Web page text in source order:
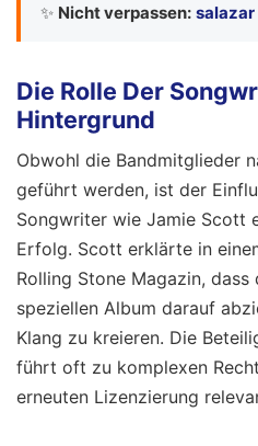
✨ Nicht verpassen:
Die Rolle Der
Hintergrund
Obwohl die Bandmitglieder
geführt werden, ist der
Songwriter wie Jamie Scott
Erfolg. Scott erklärte in
Rolling Stone Magazin,
speziellen Album darauf
Klang zu kreieren. Die
führt oft zu komplexen
erneuten Lizenzierung